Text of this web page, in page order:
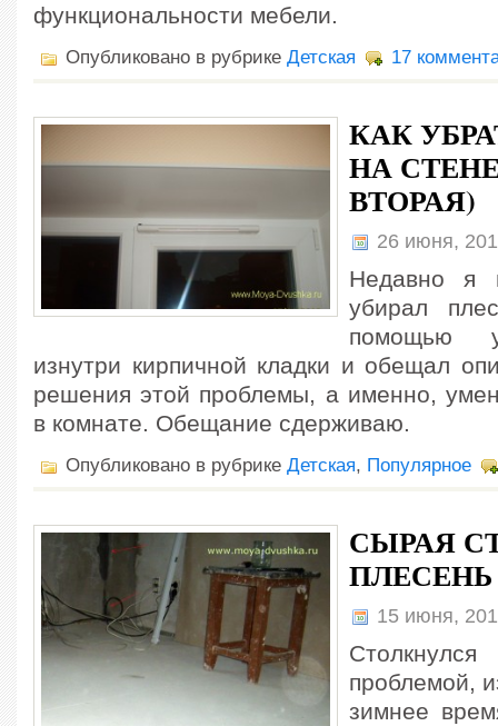
функциональности мебели.
Опубликовано в рубрике Детская 17
КАК
НА
ВТОРАЯ)
26 июня,
Недавно я
убирал
помощью
изнутри кирпичной кладки и обещал
решения этой проблемы, а именно,
в комнате. Обещание сдерживаю.
Опубликовано в рубрике Детская, Популярное
СЫРАЯ
15 июня,
проблемой,
зимнее